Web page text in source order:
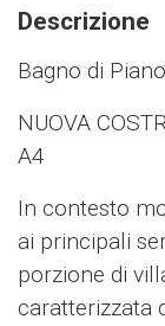
Descrizione
Bagno di Piano
NUOVA
A4
In contesto
ai principali
porzione di
caratterizzata